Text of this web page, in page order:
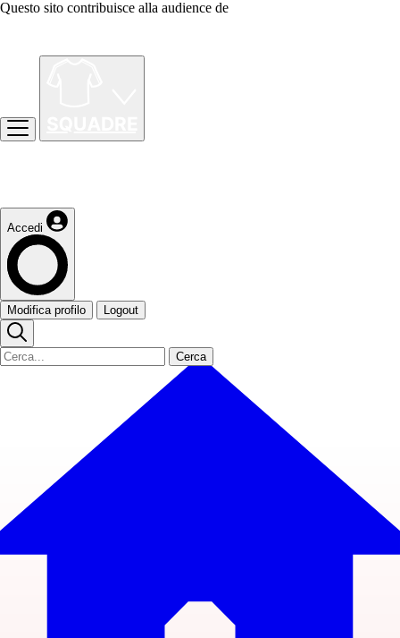
Questo sito contribuisce alla audience de
Accedi
Modifica profilo Logout
Cerca